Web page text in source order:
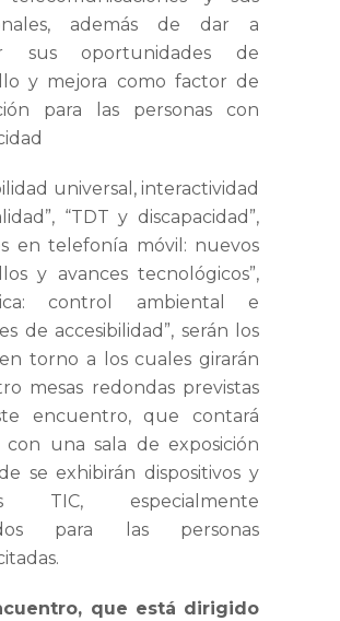
además de dar a
sus oportunidades de
y mejora como factor de
para las personas con
universal, interactividad
“TDT y discapacidad”,
en telefonía móvil: nuevos
y avances tecnológicos”,
control ambiental e
de accesibilidad”, serán los
torno a los cuales girarán
mesas redondas previstas
encuentro, que contará
con una sala de exposición
se exhibirán dispositivos y
TIC, especialmente
para las personas
que está dirigido